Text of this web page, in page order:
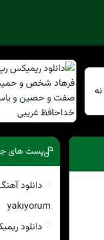
پست های
yakıyorum
دانلود